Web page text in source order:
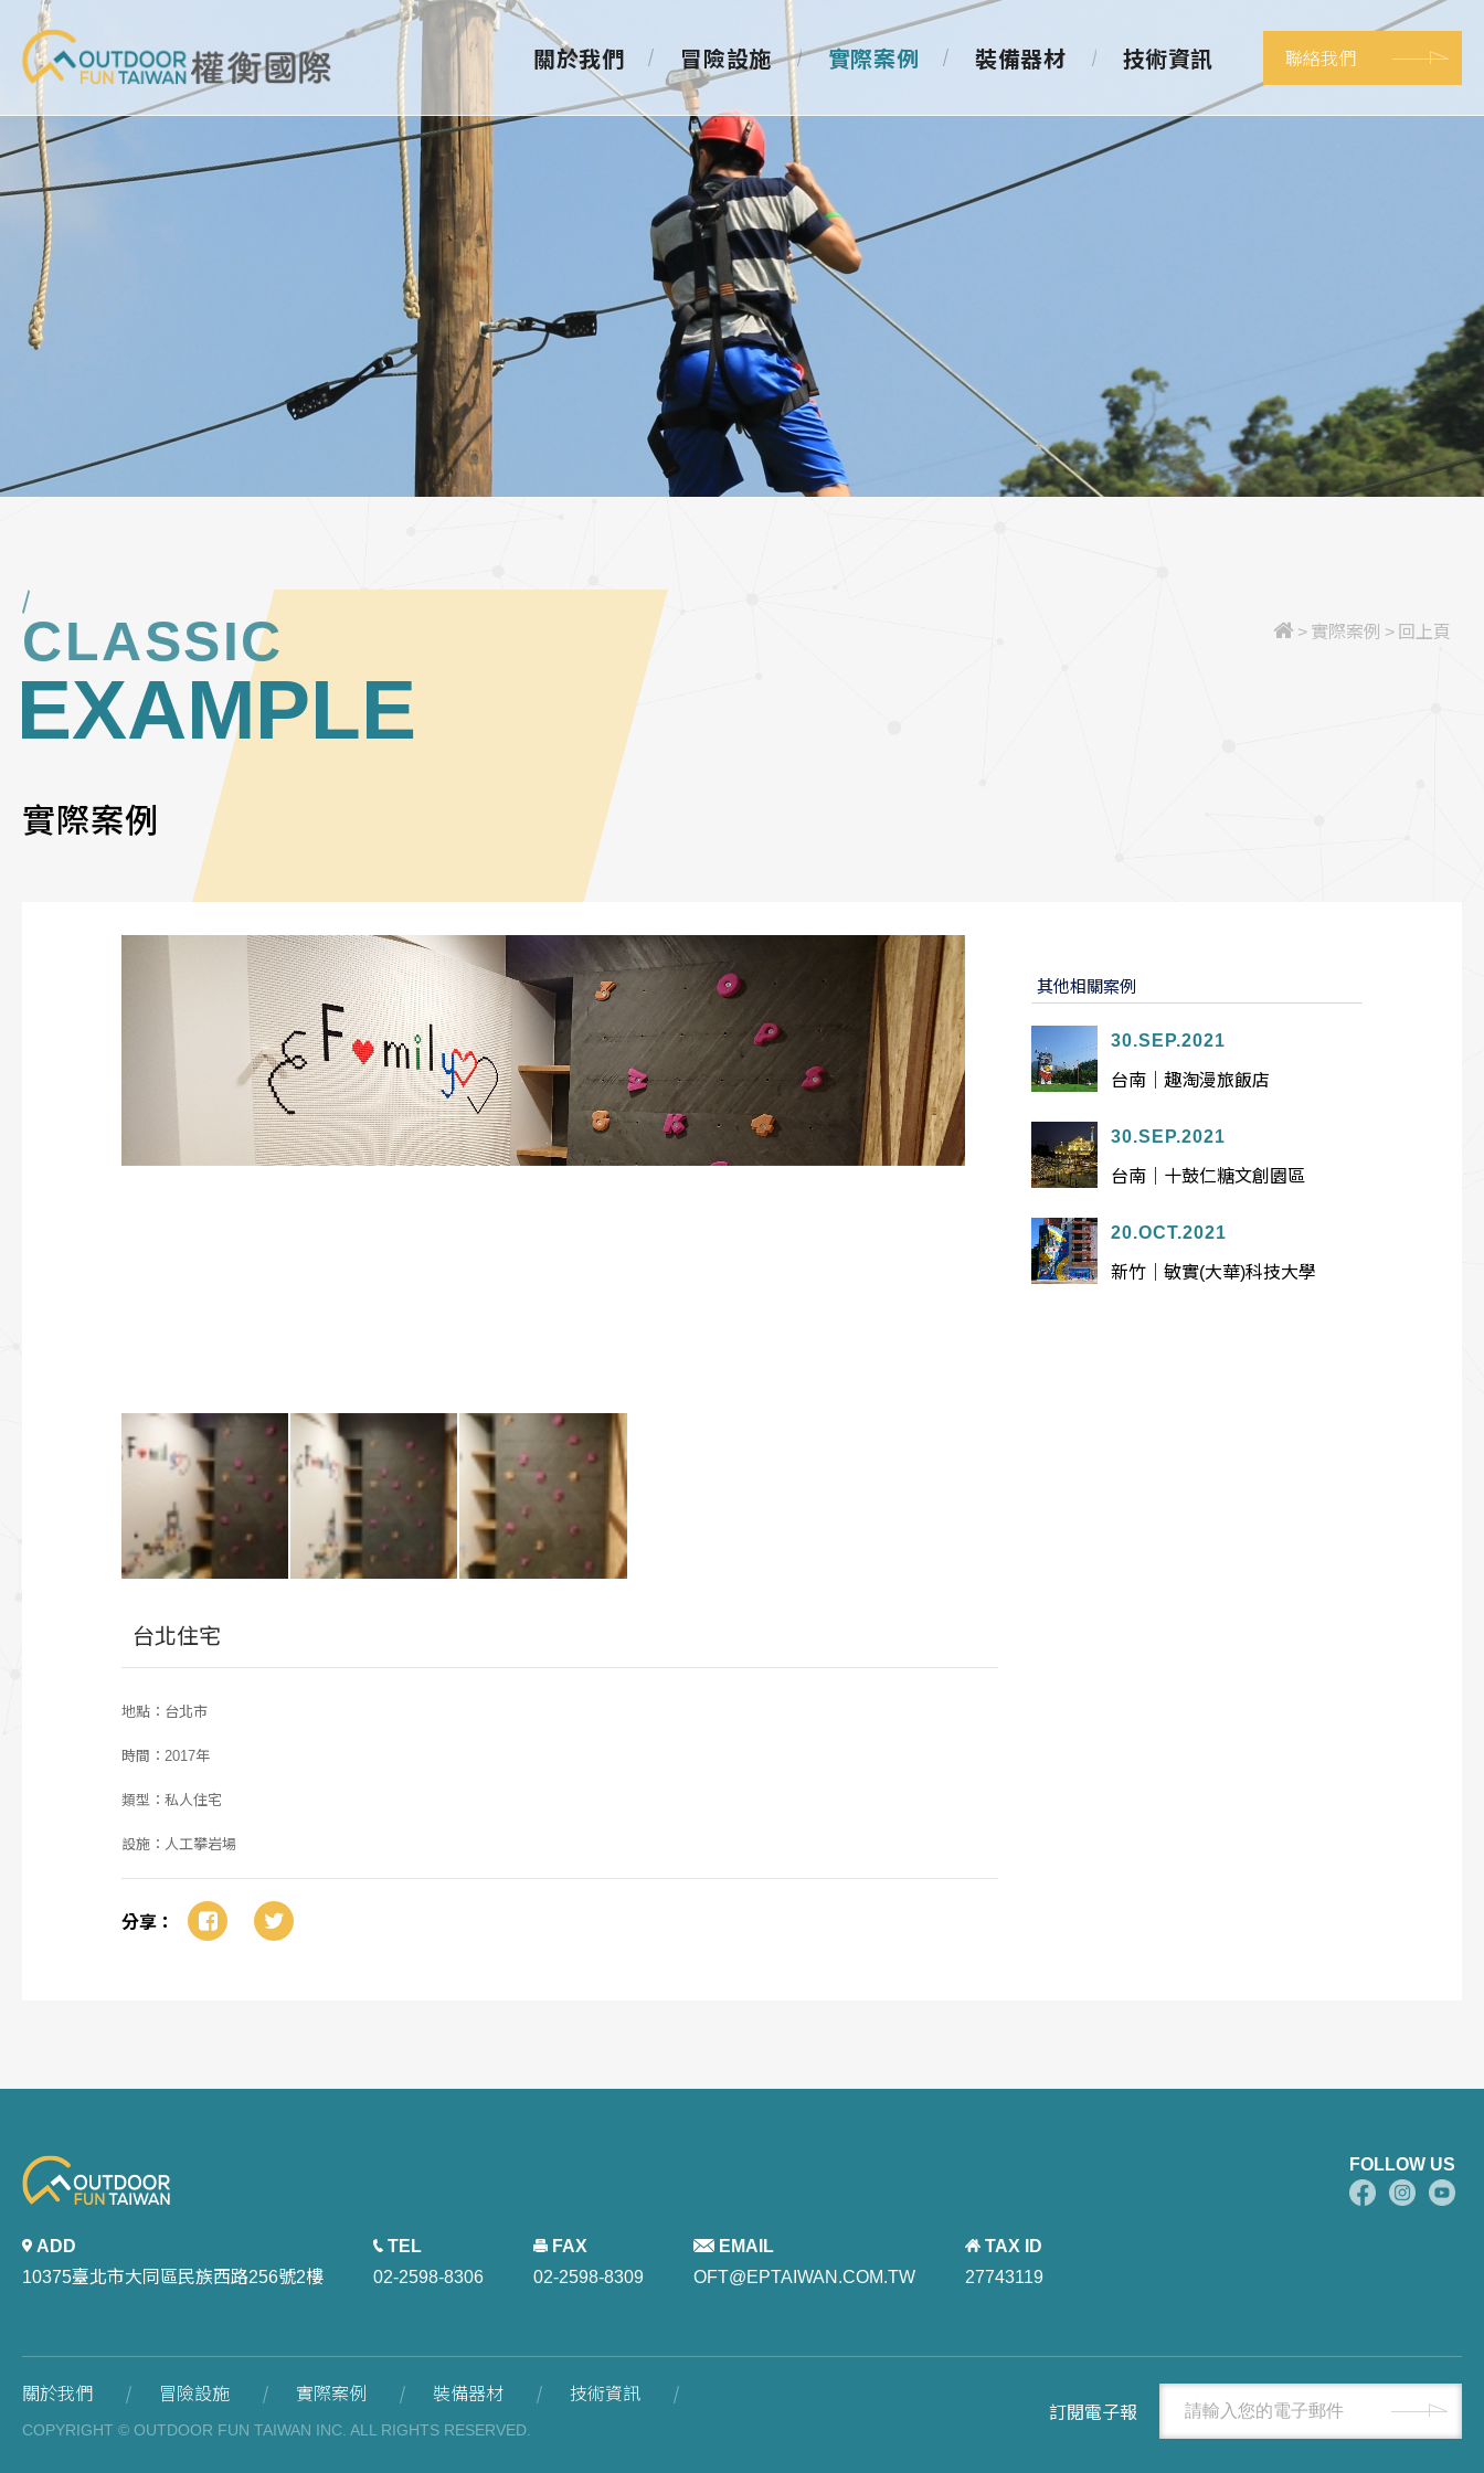
關於我們 冒險設施 實際案例 裝備器材 技術資訊 聯絡我們
CLASSIC
EXAMPLE
實際案例
> 實際案例 > 回上頁
台北住宅
地點：台北市
時間：2017年
類型：私人住宅
設施：人工攀岩場
分享：
其他相關案例
30.SEP.2021
台南｜趣淘漫旅飯店
30.SEP.2021
台南｜十鼓仁糖文創園區
20.OCT.2021
新竹｜敏實(大華)科技大學
ADD
10375臺北市大同區民族西路256號2樓
TEL
02-2598-8306
FAX
02-2598-8309
EMAIL
OFT@EPTAIWAN.COM.TW
TAX ID
27743119
FOLLOW US
關於我們 冒險設施 實際案例 裝備器材 技術資訊
COPYRIGHT © OUTDOOR FUN TAIWAN INC. ALL RIGHTS RESERVED.
訂閱電子報